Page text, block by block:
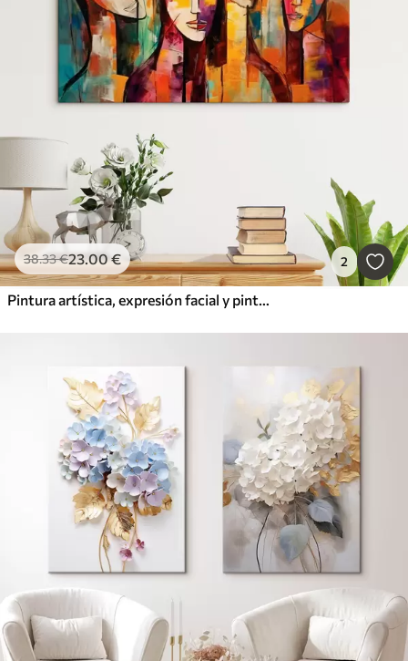
38.33€23.00 € 2
Pintura artística, expresión facial y pintura